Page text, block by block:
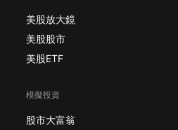
美股放大鏡
美股股市
美股ETF
模擬投資
股市大富翁